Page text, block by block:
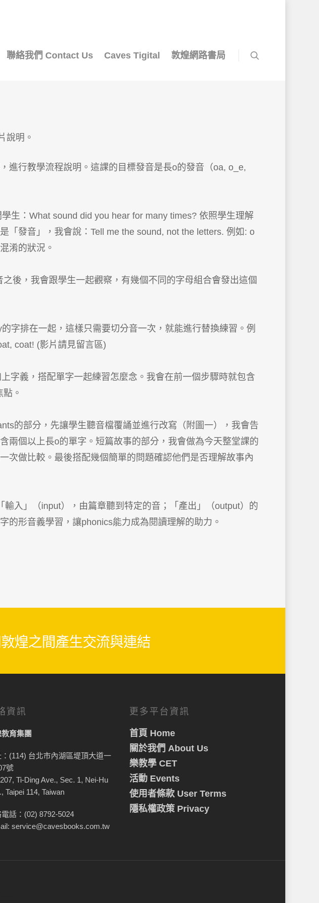
聯絡我們 Contact Us Caves Tigital 敦煌網路書局
進行教學流程說明。這課的目標發音是長o的發音（oa, o_e,
生：What sound did you hear for many times? 依照學生理解
「發音」，我會說：Tell me the sound, not the letters. 例如: o
淆的狀況。
後，我會跟學生一起觀察，有幾個不同的字母組合會發出這個
字排在一起，這樣只需要切分音一次，就能進行替換練習。例
coat! (影片請見留言區)
字義，搭配單字一起練習怎麼念。我會在前一個步驟時就包含
。
的部分，先讓學生聽音檔覆誦並進行改寫（附圖一），我會告
兩個以上長o的單字。短篇故事的部分，我會做為今天整堂課的
次做比較。最後搭配幾個簡單的問題確認他們是否理解故事內
入」（input），由篇章聽到特定的音；「產出」（output）的
的形音義學習，讓phonics能力成為閱讀理解的助力。
煌之間產生交流與連結
資訊
育集團
(114) 台北市內湖區堤頂大道一
號
Ti-Ding Ave., Sec. 1, Nei-Hu
Taipei 114, Taiwan
話：(02) 8792-5024
service@cavesbooks.com.tw
更多平台資訊
首頁 Home
關於我們 About Us
樂教學 CET
活動 Events
使用者條款 User Terms
隱私權政策 Privacy